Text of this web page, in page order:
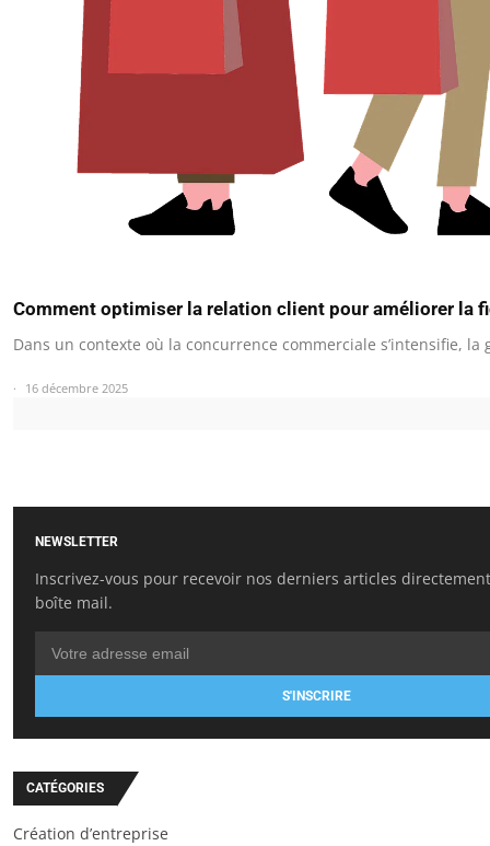
Comment optimiser la relation client pour améliorer la
Dans un contexte où la concurrence commerciale s’intensifie, la
16 décembre 2025
NEWSLETTER
Inscrivez-vous pour recevoir nos derniers articles
boîte mail.
S'INSCRIRE
CATÉGORIES
Création d’entreprise